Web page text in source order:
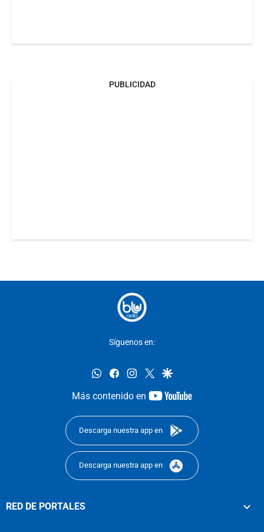
PUBLICIDAD
Síguenos en:
whatsappfacebookinstagram
twittergoogle
Más contenido en
youtube-
Descarga nuestra app en
Descarga nuestra app en
RED DE PORTALES